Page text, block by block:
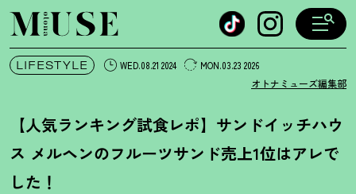
オトナミューズ ウェブ
LIFESTYLE WED.08.21 2024 MON.03.23 2026
オトナミューズ編集部
【人気ランキング試食レポ】サンドイッチハウ
ス メルヘンのフルーツサンド売上1位はアレで
した ！